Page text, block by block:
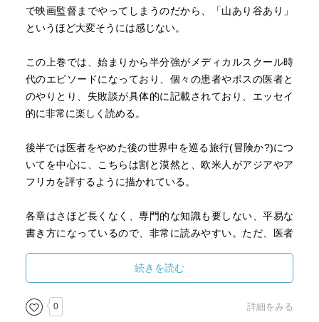
で映画監督までやってしまうのだから、「山あり谷あり」
というほど大変そうには感じない。
この上巻では、始まりから半分強がメディカルスクール時
代のエピソードになっており、個々の患者やボスの医者と
のやりとり、失敗談が具体的に記載されており、エッセイ
的に非常に楽しく読める。
後半では医者をやめた後の世界中を巡る旅行(冒険か?)につ
いてを中心に、こちらは割と漠然と、欧米人がアジアやア
フリカを評するように描かれている。
各章はさほど長くなく、専門的な知識も要しない、平易な
書き方になっているので、非常に読みやすい。ただ、医者
翻訳があるのは少々気になる。
続きを読む
0 詳細をみる